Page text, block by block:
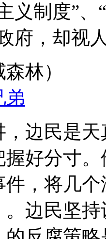
义制度”
府，却视
林）
弟
，边民是
好分寸
，将几
。边民坚